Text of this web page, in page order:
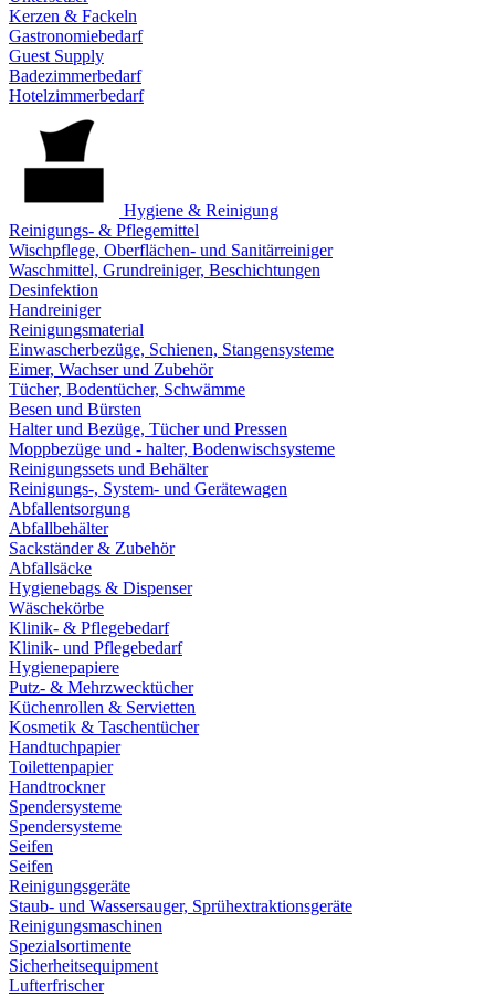
Kerzen & Fackeln
Gastronomiebedarf
Guest Supply
Badezimmerbedarf
Hotelzimmerbedarf
Hygiene & Reinigung
Reinigungs- & Pflegemittel
Wischpflege, Oberflächen- und Sanitärreiniger
Waschmittel, Grundreiniger, Beschichtungen
Desinfektion
Handreiniger
Reinigungsmaterial
Einwascherbezüge, Schienen, Stangensysteme
Eimer, Wachser und Zubehör
Tücher, Bodentücher, Schwämme
Besen und Bürsten
Halter und Bezüge, Tücher und Pressen
Moppbezüge und - halter, Bodenwischsysteme
Reinigungssets und Behälter
Reinigungs-, System- und Gerätewagen
Abfallentsorgung
Abfallbehälter
Sackständer & Zubehör
Abfallsäcke
Hygienebags & Dispenser
Wäschekörbe
Klinik- & Pflegebedarf
Klinik- und Pflegebedarf
Hygienepapiere
Putz- & Mehrzwecktücher
Küchenrollen & Servietten
Kosmetik & Taschentücher
Handtuchpapier
Toilettenpapier
Handtrockner
Spendersysteme
Spendersysteme
Seifen
Seifen
Reinigungsgeräte
Staub- und Wassersauger, Sprühextraktionsgeräte
Reinigungsmaschinen
Spezialsortimente
Sicherheitsequipment
Lufterfrischer